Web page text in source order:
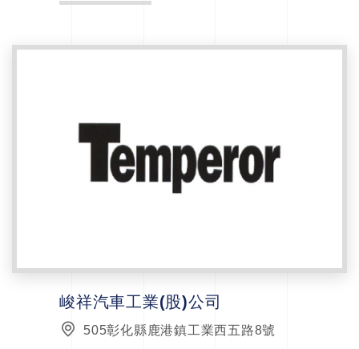
峻祥汽車工業(股)公司
505彰化縣鹿港鎮工業西五路8號